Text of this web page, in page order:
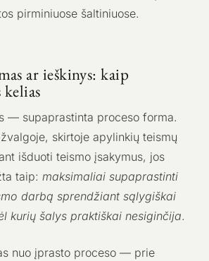
pirminiuose šaltiniuose.
ar ieškinys: kaip
kelias
— supaprastinta proceso forma.
skirtoje apylinkių teismų
išduoti teismo įsakymus, jos
taip: maksimaliai supaprastinti
darbą sprendžiant sąlygiškai
kurių šalys praktiškai nesiginčija.
nuo įprasto proceso — prie